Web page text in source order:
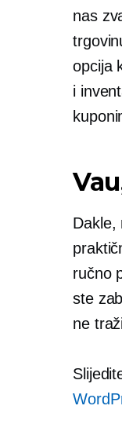
nas
opcija
i
Dakle,
ručno
ste
ne